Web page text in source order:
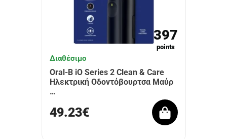
397
points
Διαθέσιμο
Oral-B iO Series 2 Clean & Care
Ηλεκτρική Οδοντόβουρτσα Μαύρ
…
49.23€